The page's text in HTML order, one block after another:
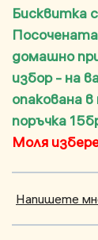
Бисквитка
домашно
избор - на
опакована
поръчка
Моля
Напишете